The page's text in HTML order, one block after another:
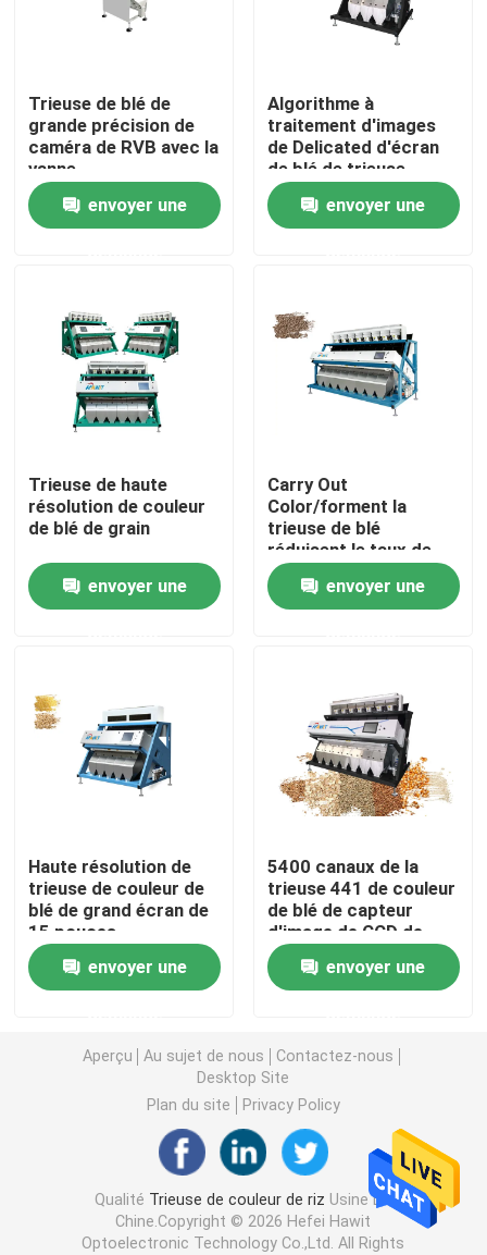
Maison
Produits
Visite d'usine
Contrôle de qualité
Contactez-nous
trieuse de couleur de grain
trieuse de couleur d'anarcadier
trieuse de couleur d'arachide
Trieuse de couleur d'épice
trieuse de couleur de sésame
Trieuse Nuts de couleur
Trieuse de blé de
grande précision de
caméra de RVB avec la
vanne
électromagnétique
envoyer une
Algorithme à
traitement d'images
de Delicated d'écran
de blé de trieuse
intelligente de couleur
envoyer une
Trieuse de haute
résolution de couleur
de blé de grain
envoyer une
Carry Out
Color/forment la
trieuse de blé
réduisent le taux de
rupture
envoyer une
Haute résolution de
trieuse de couleur de
blé de grand écran de
15 pouces
envoyer une
5400 canaux de la
trieuse 441 de couleur
de blé de capteur
d'image de CCD de
pixels
envoyer une
Aperçu Au sujet de nous
Contactez-nous
Desktop Site
Plan du site
Privacy Policy
Qualité Trieuse de couleur de riz Usine De
Chine.Copyright © 2026 Hefei Hawit
Optoelectronic Technology Co.,Ltd. All Rights